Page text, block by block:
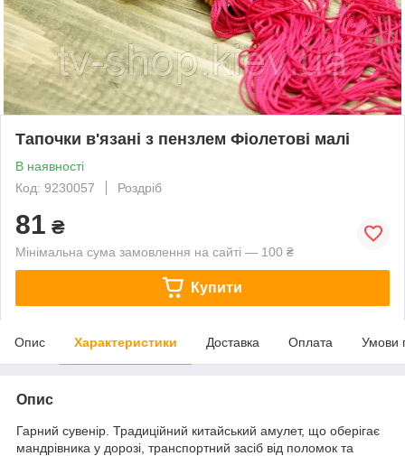
Тапочки в'язані з пензлем Фіолетові малі
В наявності
Код: 9230057
Роздріб
81 ₴
Мінімальна сума замовлення на сайті — 100 ₴
Купити
Опис Характеристики Доставка Оплата Умови
Опис
Гарний сувенір. Традиційний китайський амулет, що оберігає
мандрівника у дорозі, транспортний засіб від поломок та